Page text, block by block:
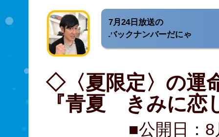
7月24日放送の
バックナンバーだにゃ
◇〈夏限定〉の運
『青夏 きみに恋
■公開日：